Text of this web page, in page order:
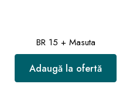
BR 15 + Masuta
Adaugă la ofertă